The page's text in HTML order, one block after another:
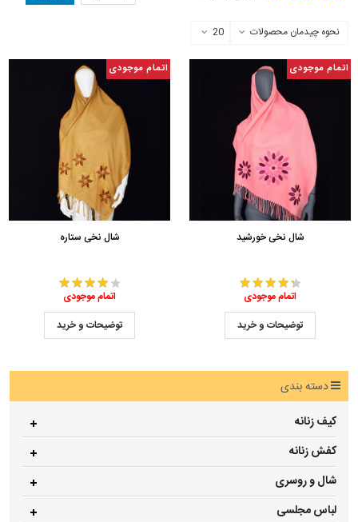
نحوه چیدمان محصولات 20
اتمام موجودی
شال نخی خورشید
اتمام موجودی
توضیحات و خرید
اتمام موجودی
شال نخی ستاره
اتمام موجودی
توضیحات و خرید
دسته بندی
کیف زنانه
کفش زنانه
شال و روسری
لباس مجلسی